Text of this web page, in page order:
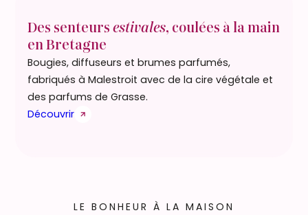
Des senteursestivales, coulées à la main
en Bretagne
Bougies, diffuseurs et brumes parfumés,
fabriqués à Malestroit avec de la cire végétale et
des parfums de Grasse.
Découvrir
LE BONHEUR À LA MAISON